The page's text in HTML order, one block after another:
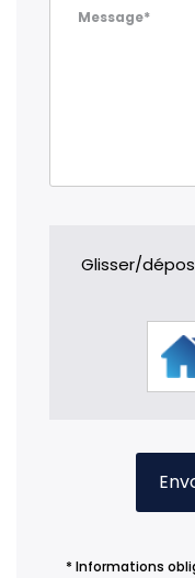
Message*
Glisser/
* Informations